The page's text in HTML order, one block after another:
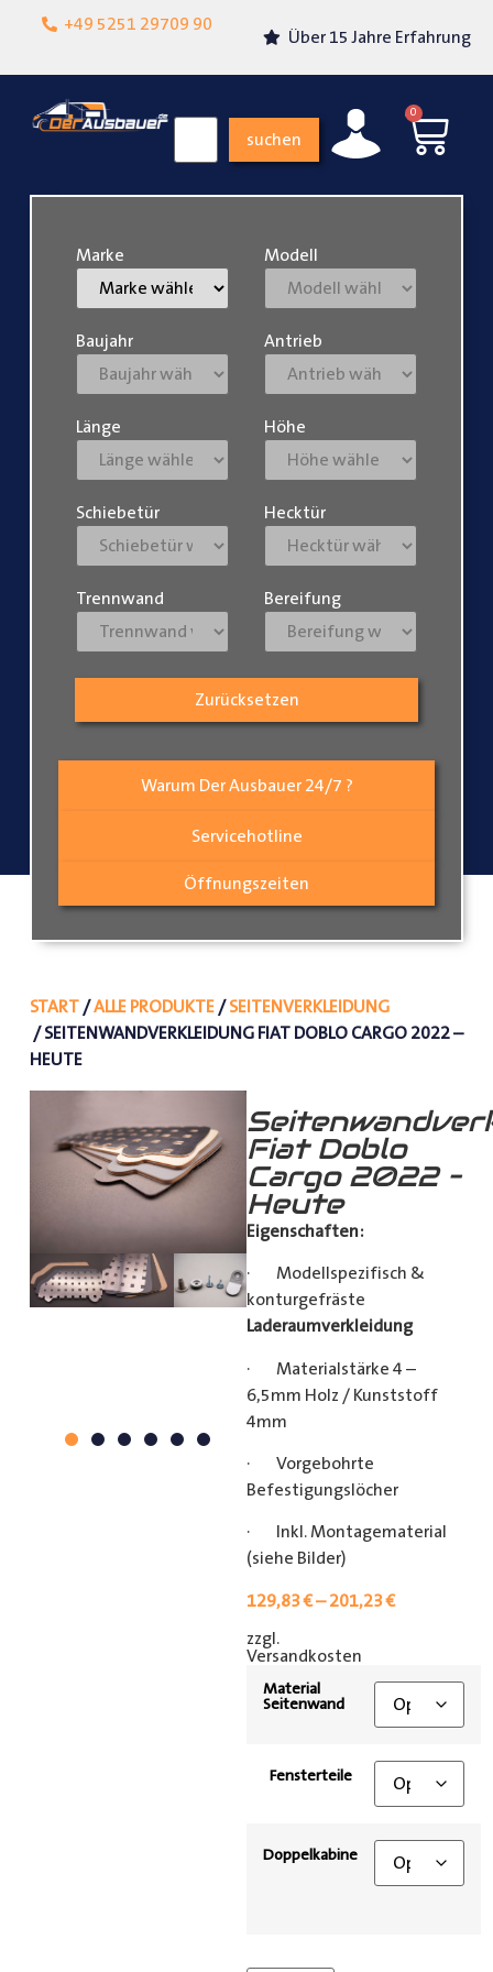
+49 5251 29709 90
Lokalgeschäft in
Über 15 Jahre Erfahrung
suchen
0
Warum Der Ausbauer 24/7 ?
Servicehotline
Öffnungszeiten
Marke Modell
Baujahr Antrieb
Länge Höhe
Schiebetür Hecktür
Trennwand Bereifung
Zurücksetzen
START/ALLE PRODUKTE/SEITENVERKLEIDUNG
/ SEITENWANDVERKLEIDUNG FIAT DOBLO CARGO 2022 –
HEUTE
Fiat Doblo
Cargo 2022 –
Heute
Eigenschaften:
· Modellspezifisch &
konturgefräste
Laderaumverkleidung
· Materialstärke 4 –
6,5mm Holz / Kunststoff
4mm
· Vorgebohrte
Befestigungslöcher
· Inkl. Montagematerial
(siehe Bilder)
129,83€–201,23€
zzgl.
Versandkosten
Material
Seitenwand
Fensterteile
Doppelkabine